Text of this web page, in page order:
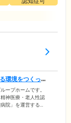
環境をつくって
ープホームです。
神医療・老人性認
院」を運営する
な環境づくりを行